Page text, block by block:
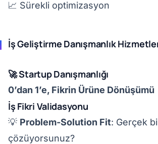
📈 Sürekli optimizasyon
İş Geliştirme Danışmanlık
🚀 Startup Danışmanlığı
0’dan 1’e, Fikrin Ürüne Dönüşümü
İş Fikri Validasyonu
💡 Problem-Solution Fit: Gerçek
çözüyorsunuz?